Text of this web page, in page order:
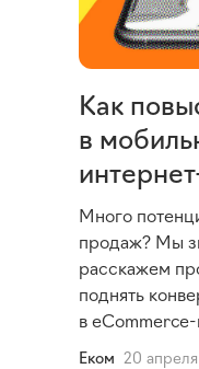
Как
в
Много
продаж? Мы
расскажем
поднять
в
Еком 20